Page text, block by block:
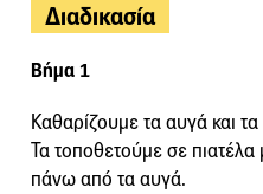
Διαδικασία
Βήμα 1
Καθαρίζουμε τα αυγά και
Τα τοποθετούμε σε πιατέλα
πάνω από τα αυγά.